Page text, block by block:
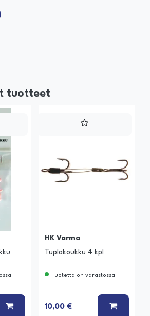
tuotteet
LISÄÄ KORIIN
HK Varma
Tuplakoukku 4 kpl
Tuotetta on varastossa
10,00 € LISÄÄ